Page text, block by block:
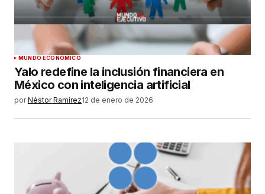
MUNDO ECONÓMICO
Yalo redefine la inclusión financiera en
México con inteligencia artificial
por Néstor Ramírez12 de enero de 2026